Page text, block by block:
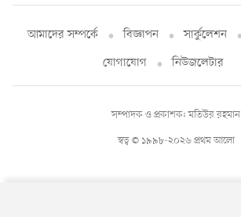
আমাদের সম্পর্কে বিজ্ঞাপন সার্কুলেশন
যোগাযোগ
নিউজলেটার
স্বত্ব © ১৯৯৮-২০২৬ প্রথম আলো
সম্পাদক ও প্রকাশক: মতিউর রহমান